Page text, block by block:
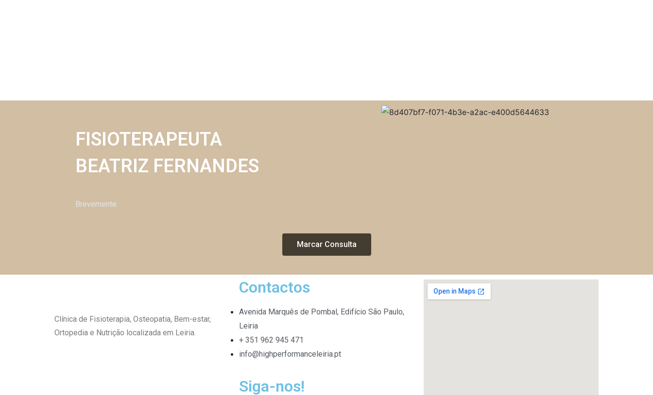
FISIOTERAPEUTA
BEATRIZ FERNANDES
Brevemente.
Marcar Consulta
Clínica de Fisioterapia, Osteopatia, Bem-estar,
Ortopedia e Nutrição localizada em Leiria.
Contactos
Avenida Marquês de Pombal, Edifício São Paulo,
Leiria
+ 351 962 945 471
info@highperformanceleiria.pt
Siga-nos!